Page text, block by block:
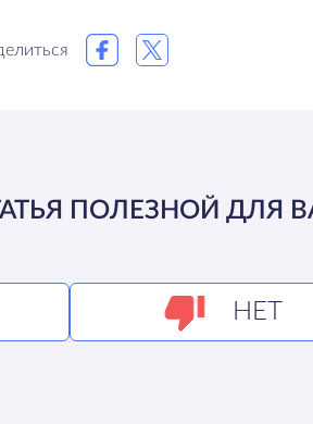
ПОЛЕЗНОЙ ДЛЯ
НЕТ